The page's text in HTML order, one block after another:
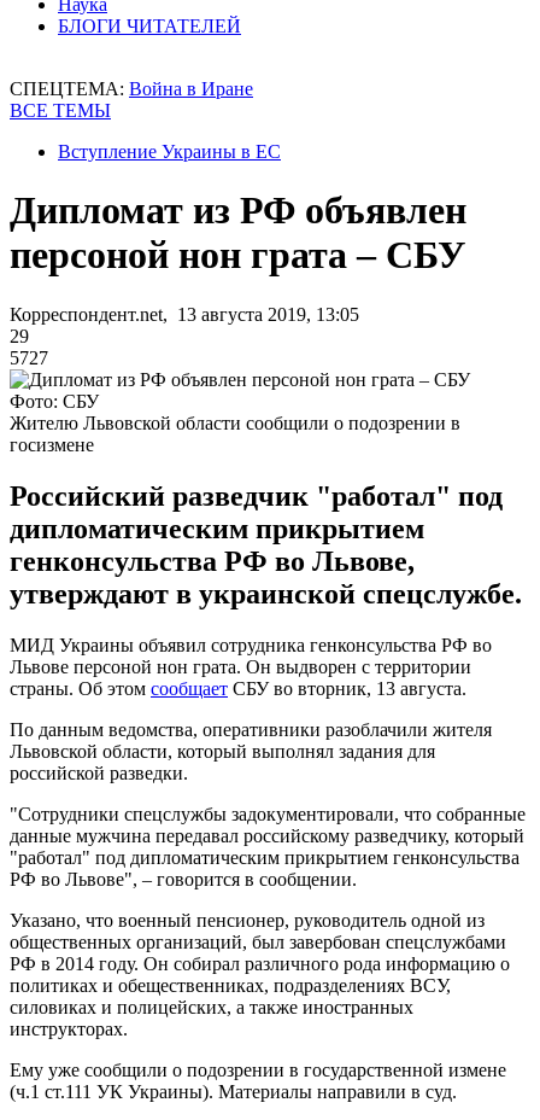
Наука
БЛОГИ ЧИТАТЕЛЕЙ
СПЕЦТЕМА: Война в Иране
ВСЕ ТЕМЫ
Вступление Украины в ЕС
Дипломат из РФ объявлен
персоной нон грата – СБУ
Корреспондент.net, 13 августа 2019, 13:05
29
5727
Фото: СБУ
Жителю Львовской области сообщили о подозрении в
госизмене
Российский разведчик "работал" под
дипломатическим прикрытием
генконсульства РФ во Львове,
утверждают в украинской спецслужбе.
МИД Украины объявил сотрудника генконсульства РФ во
Львове персоной нон грата. Он выдворен с территории
страны. Об этом сообщает СБУ во вторник, 13 августа.
По данным ведомства, оперативники разоблачили жителя
Львовской области, который выполнял задания для
российской разведки.
"Сотрудники спецслужбы задокументировали, что собранные
данные мужчина передавал российскому разведчику, который
"работал" под дипломатическим прикрытием генконсульства
РФ во Львове", – говорится в сообщении.
Указано, что военный пенсионер, руководитель одной из
общественных организаций, был завербован спецслужбами
РФ в 2014 году. Он собирал различного рода информацию о
политиках и обещественниках, подразделениях ВСУ,
силовиках и полицейских, а также иностранных
инструкторах.
Ему уже сообщили о подозрении в государственной измене
(ч.1 ст.111 УК Украины). Материалы направили в суд.